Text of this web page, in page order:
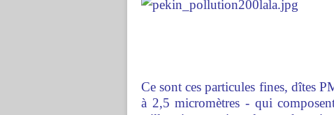
Ce sont ces particules fines, dîtes
à 2,5 micromètres - qui